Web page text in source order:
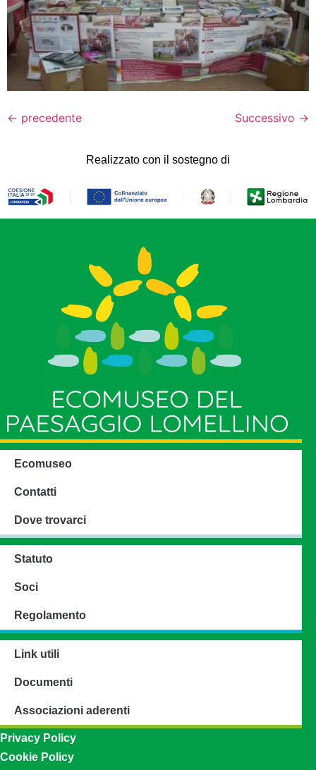
← precedente Successivo →
Realizzato con il sostegno di
Ecomuseo
Contatti
Dove trovarci
Statuto
Soci
Regolamento
Link utili
Documenti
Associazioni aderenti
Privacy Policy
Cookie Policy